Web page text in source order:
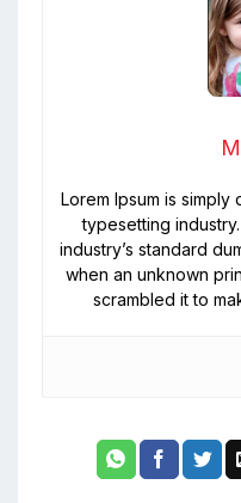
Lorem Ipsum is
typesetting
industry’s standard
when an unknown
scrambled it to